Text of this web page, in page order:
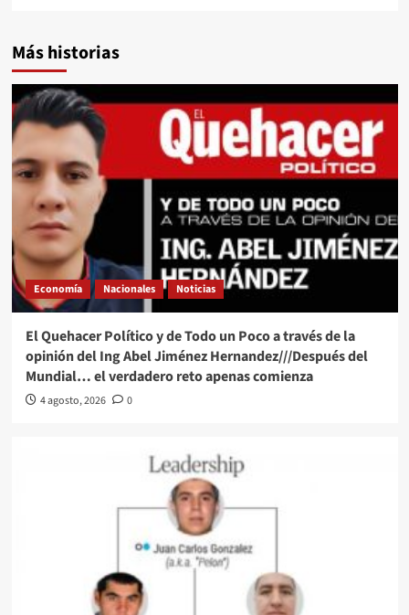
Más historias
Economía Nacionales Noticias
El Quehacer Político y de Todo un Poco a través de la
opinión del Ing Abel Jiménez Hernandez///Después del
Mundial… el verdadero reto apenas comienza
4 agosto, 2026 0